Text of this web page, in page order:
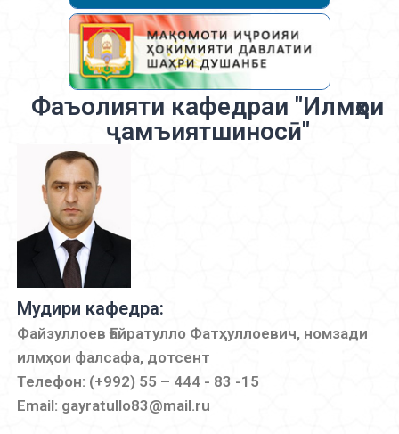
Фаъолияти кафедраи "Илмҳои
ҷамъиятшиносӣ"
Мудири кафедра:
Файзуллоев Ғайратулло Фатҳуллоевич, номзади
илмҳои фалсафа, дотсент
Телефон: (+992) 55 – 444 - 83 -15
Email: gayratullo83@mail.ru